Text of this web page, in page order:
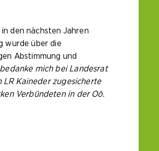
den nächsten Jahren
wurde über die
Abstimmung und
mich bei Landesrat
LR Kaineder zugesicherte
Verbündeten in der Oö.